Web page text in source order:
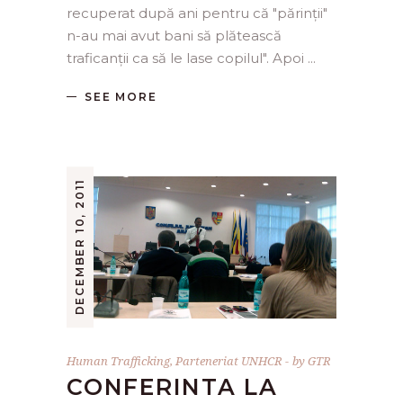
recuperat după ani pentru că "părinții"
n-au mai avut bani să plătească
traficanții ca să le lase copilul". Apoi
SEE MORE
DECEMBER 10, 2011
Human Trafficking, Parteneriat UNHCR byGTR
CONFERINTA LA